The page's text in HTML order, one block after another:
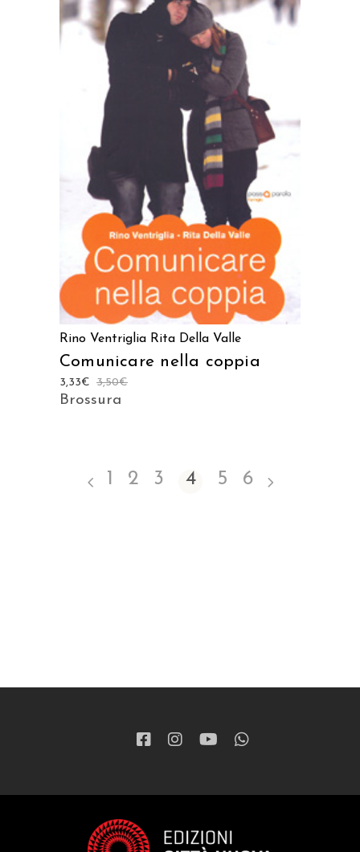
LEGGI TUTTO
Rino Ventriglia Rita Della Valle
Comunicare nella coppia
3,50€
3,33€
Brossura
1 2 3 4 5 6